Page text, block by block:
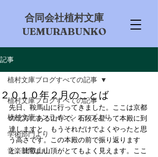
​合同会社植村文庫
UEMURABUNKO
記事
植村文庫ブログすべての記事
植村文庫オンラインショップより
学術部門より
音楽部門より
植村文庫ブログすべての記事
２０１０年２月のことば
先日、鞍馬山に行ってきました。ここは京都
の北方にある山寺で、石段を登って本殿に到
達しますと、もうそれだけでよくやったと思
う高さです。この本殿の前で振り返ります
と、比叡山山頂がとてもよく見えます。ここ